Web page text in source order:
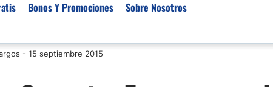
Bonos Y Promociones Sobre Nosotros
- 15 septiembre 2015